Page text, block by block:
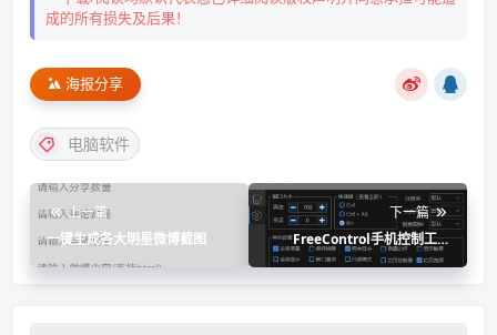
成的所有损失及后果！
海报分享
电脑软件
上一篇
一键生成各大明星微博截图
下一篇
FreeControl手机控制工具
v1.6.3单文件版